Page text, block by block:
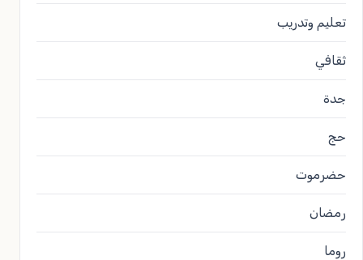
تعليم وتدريب
ثقافي
جدة
حج
حضرموت
رمضان
روما